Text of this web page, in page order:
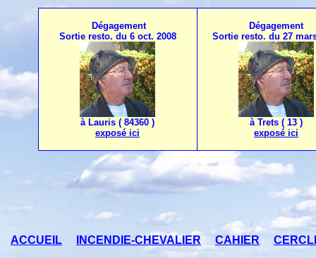
Dégagement
Sortie resto. du 6 oct. 2008
à Lauris ( 84360 )
exposé ici
Dégagement
Sortie resto. du 27
à Trets ( 13 )
exposé ici
ACCUEIL INCENDIE-CHEVALIER CAHIER